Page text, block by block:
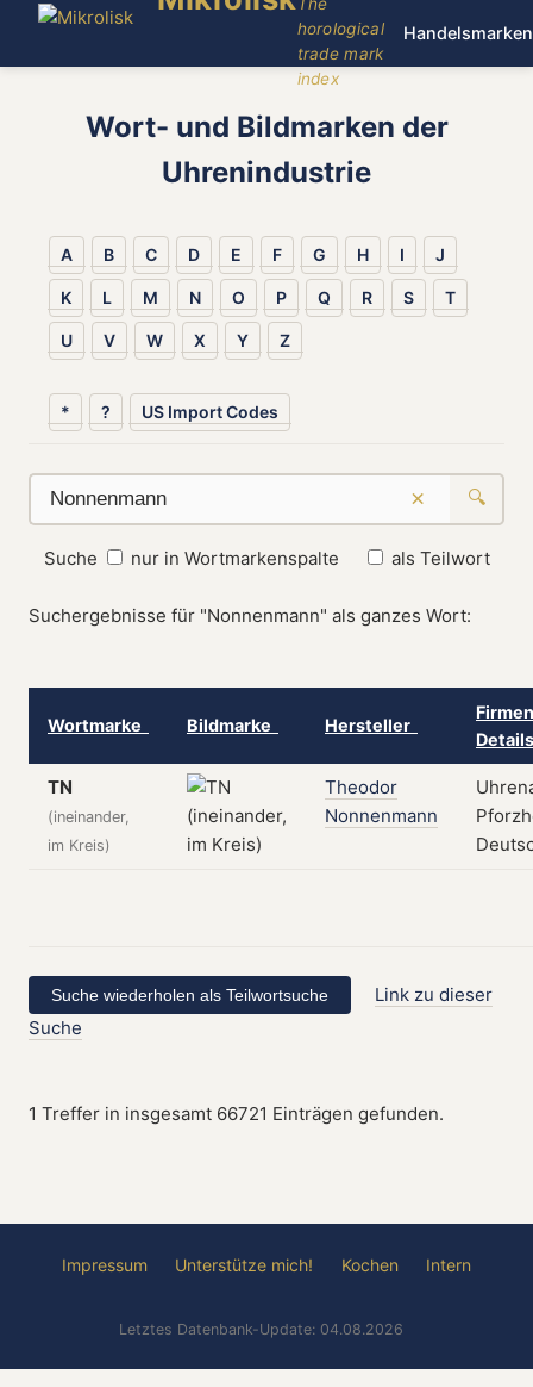
horological
trade mark
index
Handelsmarken
Wort- und Bildmarken der
Uhrenindustrie
A B C D E F G H I J
K L M N O P Q R S T
U V W X Y Z
* ? US Import Codes
× 🔍
Suche nur in Wortmarkenspalte als Teilwort
Suchergebnisse für "Nonnenmann" als ganzes Wort:
Wortmarke Bildmarke Hersteller
TN
(ineinander,
im Kreis)
Theodor
Nonnenmann
Link zu dieser
Suche
1 Treffer in insgesamt 66721 Einträgen gefunden.
Impressum Unterstütze mich! Kochen Intern
Letztes Datenbank-Update: 04.08.2026